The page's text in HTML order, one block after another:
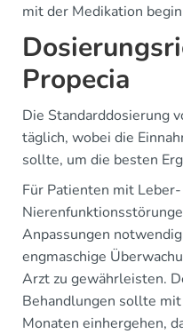
mit der Medikation
Propecia
Die Standarddosierung
täglich, wobei die
sollte, um die besten
Für Patienten mit
Anpassungen
engmaschige
Arzt zu gewährleisten.
Behandlungen sollte
Monaten einhergehen,